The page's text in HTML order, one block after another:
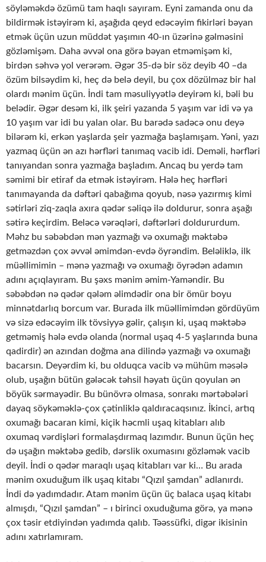
söyləməkdə özümü tam haqlı sayıram. Eyni zamanda onu da
bildirmək istəyirəm ki, aşağıda qeyd edəcəyim fikirləri bəyan
etmək üçün uzun müddət yaşımın 40-ın üzərinə gəlməsini
gözləmişəm. Daha əvvəl ona görə bəyan etməmişəm ki,
birdən səhvə yol verərəm. Əgər 35-də bir söz deyib 40 –da
özüm bilsəydim ki, heç də belə deyil, bu çox dözülməz bir hal
olardı mənim üçün. İndi tam məsuliyyətlə deyirəm ki, bəli bu
belədir. Əgər desəm ki, ilk şeiri yazanda 5 yaşım var idi və ya
10 yaşım var idi bu yalan olar. Bu barədə sadəcə onu deyə
bilərəm ki, erkən yaşlarda şeir yazmağa başlamışam. Yəni, yazı
yazmaq üçün ən azı hərfləri tanımaq vacib idi. Deməli, hərfləri
tanıyandan sonra yazmağa başladım. Ancaq bu yerdə tam
səmimi bir etiraf da etmək istəyirəm. Hələ heç hərfləri
tanımayanda da dəftəri qabağıma qoyub, nəsə yazırmış kimi
sətirləri ziq-zaqla axıra qədər səliqə ilə doldurur, sonra aşağı
sətirə keçirdim. Beləcə vərəqləri, dəftərləri doldururdum.
Məhz bu səbəbdən mən yazmağı və oxumağı məktəbə
getməzdən çox əvvəl əmimdən-evdə öyrəndim. Beləliklə, ilk
müəllimimin – mənə yazmağı və oxumağı öyrədən adamın
adını açıqlayıram. Bu şəxs mənim əmim-Yaməndir. Bu
səbəbdən nə qədər qələm əlimdədir ona bir ömür boyu
minnətdarlıq borcum var. Burada ilk müəllimimdən gördüyüm
və sizə edəcəyim ilk tövsiyyə gəlir, çalışın ki, uşaq məktəbə
getməmiş hələ evdə olanda (normal uşaq 4-5 yaşlarında buna
qadirdir) ən azından doğma ana dilində yazmağı və oxumağı
bacarsın. Deyərdim ki, bu olduqca vacib və mühüm məsələ
olub, uşağın bütün gələcək təhsil həyatı üçün qoyulan ən
böyük sərmayədir. Bu bünövrə olmasa, sonrakı mərtəbələri
dayaq söykəməklə-çox çətinliklə qaldıracaqsınız. İkinci, artıq
oxumağı bacaran kimi, kiçik həcmli uşaq kitabları alıb
oxumaq vərdişləri formalaşdırmaq lazımdır. Bunun üçün heç
də uşağın məktəbə gedib, dərslik oxumasını gözləmək vacib
deyil. İndi o qədər maraqlı uşaq kitabları var ki… Bu arada
mənim oxuduğum ilk uşaq kitabı “Qızıl şamdan” adlanırdı.
İndi də yadımdadır. Atam mənim üçün üç balaca uşaq kitabı
almışdı, “Qızıl şamdan” – ı birinci oxuduğuma görə, ya mənə
çox təsir etdiyindən yadımda qalıb. Təəssüfki, digər ikisinin
adını xatırlamıram.